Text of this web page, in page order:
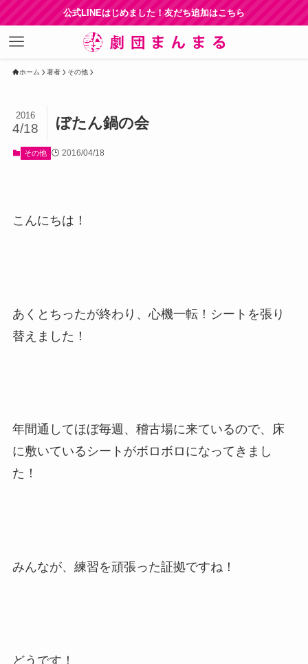
公式LINEはじめました！友だち追加はこちら
ホーム 著者 その他
ぼたん鍋の会
2016
4/18
その他 2016/04/18
こんにちは！
あくとちったが終わり、心機一転！シートを張り
替えました！
年間通してほぼ毎週、稽古場に来ているので、床
に敷いているシートがボロボロになってきまし
た！
みんなが、練習を頑張った証拠ですね！
どうです！